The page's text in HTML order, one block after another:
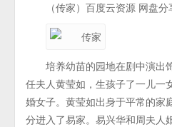
（传家）百度云资源 网盘分
培养幼苗的园地在剧中演出
任夫人黄莹如，生孩子了一儿一
婚女子。黄莹如出身于平常的家
分进入了易家。易兴华和周夫人